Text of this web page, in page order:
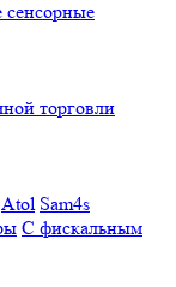
сенсорные
торговли
Atol Sam4s
С фискальным